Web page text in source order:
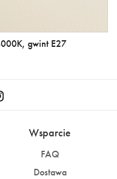
gwint E27
Wsparcie
FAQ
Dostawa